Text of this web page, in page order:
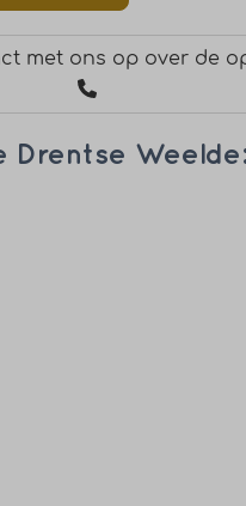
Drentse